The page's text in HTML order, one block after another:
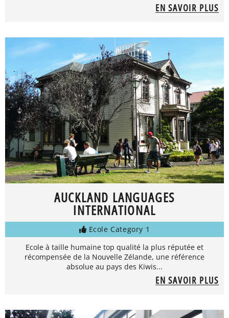
EN SAVOIR PLUS
AUCKLAND LANGUAGES
INTERNATIONAL
Ecole Category 1
Ecole à taille humaine top qualité la plus réputée et
récompensée de la Nouvelle Zélande, une référence
absolue au pays des Kiwis...
EN SAVOIR PLUS